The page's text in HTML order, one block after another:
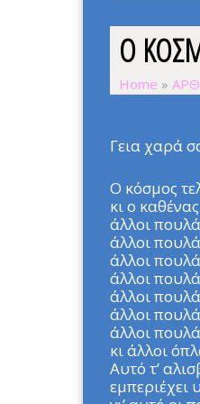
Ο
Home »
Γεια χαρά
Ο κόσμος
κι ο
άλλοι
άλλοι
άλλοι
άλλοι
άλλοι
άλλοι
άλλοι
κι άλλοι
Αυτό τ’
εμπεριέχει